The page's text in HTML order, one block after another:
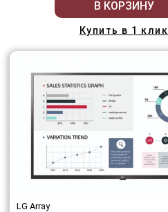
В КОРЗИНУ
Купить в 1 клик
LG Array